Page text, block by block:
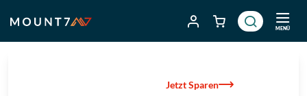
Inhalt
springen
MENÜ
Jetzt Sparen